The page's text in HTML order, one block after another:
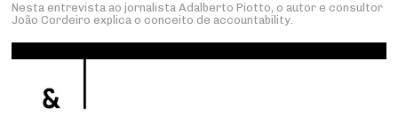
Nesta entrevista ao jornalista Adalberto Piotto, o autor e consultor
João Cordeiro explica o conceito de accountability.